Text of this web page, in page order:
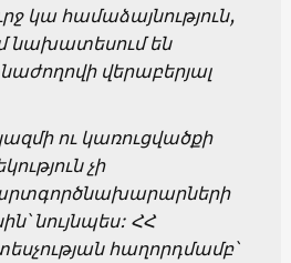
կա համաձայնություն,
նախատեսում են
վերաբերյալ
ու կառուցվածքի
չի
նույնպես: ՀՀ
հաղորդմամբ՝